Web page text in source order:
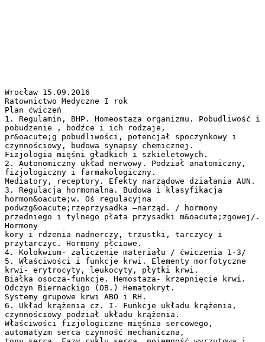
Wrocław 15.09.2016
Ratownictwo Medyczne I rok
Plan ćwiczeń
1. Regulamin, BHP. Homeostaza organizmu. Pobudliwość i
pobudzenie , bodźce i ich rodzaje,
pr&oacute;g pobudliwości, potencjał spoczynkowy i
czynnościowy, budowa synapsy chemicznej.
Fizjologia mięśni gładkich i szkieletowych.
2. Autonomiczny układ nerwowy. Podział anatomiczny,
fizjologiczny i farmakologiczny.
Mediatory, receptory. Efekty narządowe działania AUN.
3. Regulacja hormonalna. Budowa i klasyfikacja
hormon&oacute;w. Oś regulacyjna
podwzg&oacute;rzeprzysadka –narząd. / hormony
przedniego i tylnego płata przysadki m&oacute;zgowej/.
Hormony
kory i rdzenia nadnerczy, trzustki, tarczycy i
przytarczyc. Hormony płciowe.
4. Kolokwium- zaliczenie materiału / ćwiczenia 1-3/
5. Właściwości i funkcje krwi. Elementy morfotyczne
krwi- erytrocyty, leukocyty, płytki krwi.
Białka osocza-funkcje. Hemostaza- krzepnięcie krwi.
Odczyn Biernackigo (OB.) Hematokryt.
Systemy grupowe krwi ABO i RH.
6. Układ krążenia cz. I- Funkcje układu krążenia,
czynnościowy podział układu krążenia.
Właściwości fizjologiczne mięśnia sercowego,
automatyzm serca czynność mechaniczna,